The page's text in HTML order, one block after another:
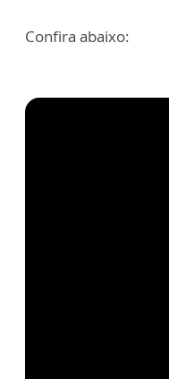
Confira abaixo: